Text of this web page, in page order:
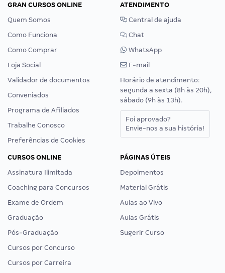
GRAN CURSOS ONLINE
Quem Somos
Como Funciona
Como Comprar
Loja Social
Validador de documentos
Conveniados
Programa de Afiliados
Trabalhe Conosco
Preferências de Cookies
ATENDIMENTO
Central de ajuda
Chat
WhatsApp
E-mail
Horário de atendimento:
segunda a sexta (8h às 20h),
sábado (9h às 13h).
Foi aprovado?
Envie-nos a sua história!
CURSOS ONLINE
Assinatura Ilimitada
Coaching para Concursos
Exame de Ordem
Graduação
Pós-Graduação
Cursos por Concurso
Cursos por Carreira
PÁGINAS ÚTEIS
Depoimentos
Material Grátis
Aulas ao Vivo
Aulas Grátis
Sugerir Curso